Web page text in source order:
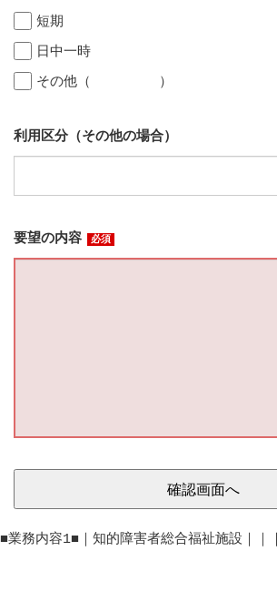
短期
日中一時
その他（ ）
利用区分（その他の場合）
要望の内容 必須
確認画面へ
■業務内容1■｜知的障害者総合福祉施設｜｜｜